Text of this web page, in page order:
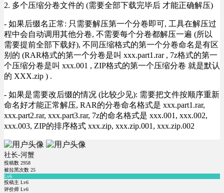
2. 多个压缩分卷文件的 (需要全部下载完毕后 才能正确解压)
- 如果后缀名正常: 只需要解压第一个分卷即可, 工具在解压过
程中会自动调用其他分卷, 不需要每个分卷都解压一遍 (所以
需要提前全部下载好), 不同压缩格式的第一个分卷命名是有区
别的 (RAR格式的第一个分卷是叫 xxx.part1.rar , 7z格式的第一
个压缩分卷是叫 xxx.001 , ZIP格式的第一个压缩分卷 就是默认
的 XXX.zip ) .
- 如果是需要改后缀的情况 (比较少见): 需要把文件按顺序重新
命名好才能正常解压, RAR的分卷命名格式是 xxx.part1.rar,
xxx.part2.rar, xxx.part3.rar, 7z的命名格式是 xxx.001, xxx.002,
xxx.003, ZIP的排序格式 xxx.zip, xxx.zip.001, xxx.zip.002
社长-河蟹
投稿数 2958
被拉黑次数 25
Lv6
投稿主 Lv6
评价师 Lv6